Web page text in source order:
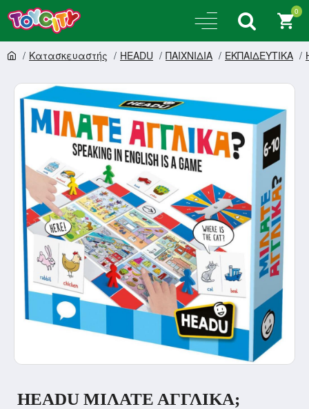
0
Κατασκευαστής HEADU ΠΑΙΧΝΙΔΙΑ ΕΚΠΑΙΔΕΥΤΙΚΑ
HEADU ΜΙΛΆΤΕ ΑΓΓΛΙΚΆ;